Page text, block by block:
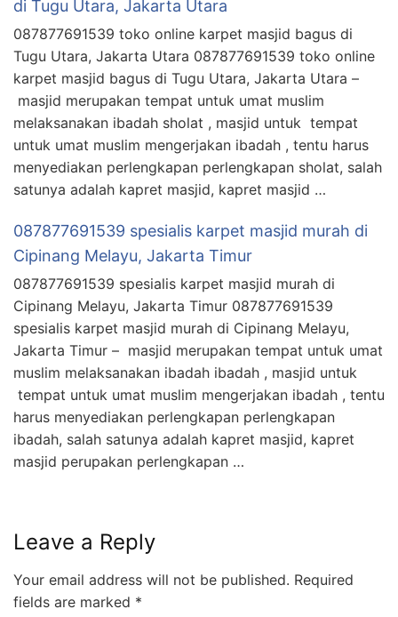
di Tugu Utara, Jakarta Utara
087877691539 toko online karpet masjid bagus di
Tugu Utara, Jakarta Utara 087877691539 toko online
karpet masjid bagus di Tugu Utara, Jakarta Utara –
masjid merupakan tempat untuk umat muslim
melaksanakan ibadah sholat , masjid untuk tempat
untuk umat muslim mengerjakan ibadah , tentu harus
menyediakan perlengkapan perlengkapan sholat, salah
satunya adalah kapret masjid, kapret masjid …
087877691539 spesialis karpet masjid murah di
Cipinang Melayu, Jakarta Timur
087877691539 spesialis karpet masjid murah di
Cipinang Melayu, Jakarta Timur 087877691539
spesialis karpet masjid murah di Cipinang Melayu,
Jakarta Timur – masjid merupakan tempat untuk umat
muslim melaksanakan ibadah ibadah , masjid untuk
tempat untuk umat muslim mengerjakan ibadah , tentu
harus menyediakan perlengkapan perlengkapan
ibadah, salah satunya adalah kapret masjid, kapret
masjid perupakan perlengkapan …
Leave a Reply
Your email address will not be published. Required
fields are marked *